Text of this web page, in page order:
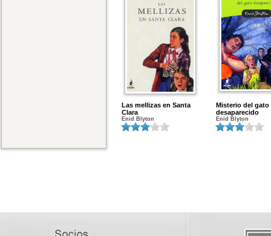
Las mellizas en Santa
Clara
Enid Blyton
Misterio del gato
desaparecido
Enid Blyton